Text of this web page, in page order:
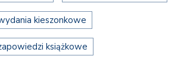
kieszonkowe
książkowe